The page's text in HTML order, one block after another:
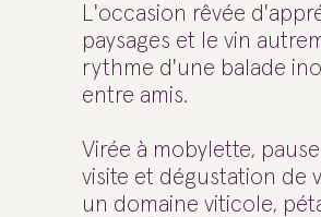
L'occasion rêvée
paysages et le vin
rythme d'une balade
entre amis.
Virée à mobylette,
visite et dégustation de
un domaine viticole,